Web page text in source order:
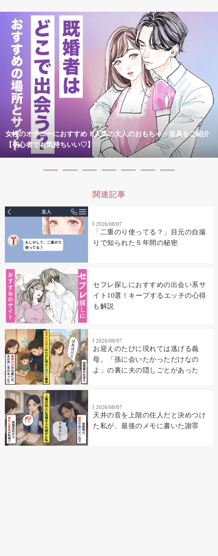
女性のオナニーにおすすめ！人気の大人のおもちゃ・道具をご紹介
【初心者でも気持ちいい♡】
関連記事
2026/08/07
「二重のり使ってる？」目元の自撮
りで知られた５年間の秘密
セフレ探しにおすすめの出会い系サ
イト10選！キープするエッチの心得
も解説
2026/08/07
お迎えのたびに現れては逃げる義
母。「孫に会いたかっただけなの
よ」の裏に夫の隠しごとがあった
2026/08/07
天井の音を上階の住人だと決めつけ
た私が、最後のメモに書いた謝罪